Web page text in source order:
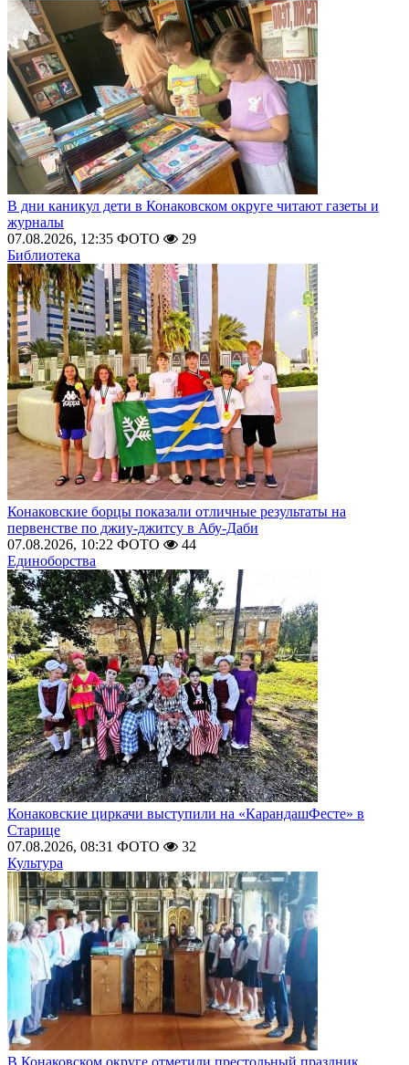
В дни каникул дети в Конаковском округе читают газеты и
журналы
07.08.2026, 12:35 ФОТО
29
Библиотека
Конаковские борцы показали отличные результаты на
первенстве по джиу-джитсу в Абу-Даби
07.08.2026, 10:22 ФОТО
44
Единоборства
Конаковские циркачи выступили на «КарандашФесте» в
Старице
07.08.2026, 08:31 ФОТО
32
Культура
В Конаковском округе отметили престольный праздник